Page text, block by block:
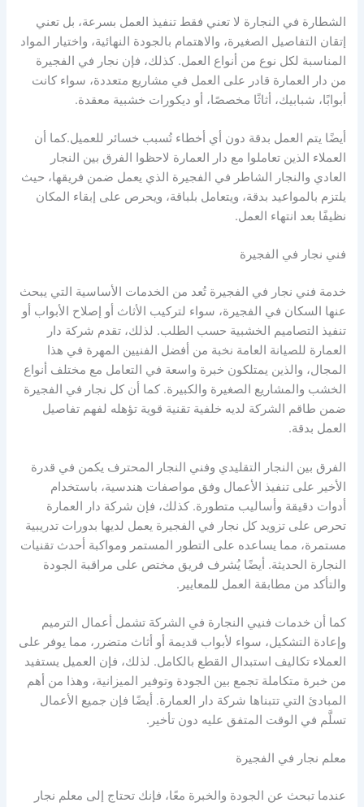
الشطارة في النجارة لا تعني فقط تنفيذ العمل بسرعة، بل تعني
إتقان التفاصيل الصغيرة، والاهتمام بالجودة النهائية، واختيار المواد
المناسبة لكل نوع من أنواع العمل. كذلك، فإن نجار في الفجيرة
من دار العمارة قادر على العمل في مشاريع متعددة، سواء كانت
أبوابًا، شبابيك، أثاثًا مخصصًا، أو ديكورات خشبية معقدة.
أيضًا يتم العمل بدقة دون أي أخطاء تُسبب خسائر للعميل.كما أن
العملاء الذين تعاملوا مع دار العمارة لاحظوا الفرق بين النجار
العادي والنجار الشاطر في الفجيرة الذي يعمل ضمن فريقها، حيث
يلتزم بالمواعيد بدقة، ويتعامل بلباقة، ويحرص على إبقاء المكان
نظيفًا بعد انتهاء العمل.
فني نجار في الفجيرة
خدمة فني نجار في الفجيرة تُعد من الخدمات الأساسية التي يبحث
عنها السكان في الفجيرة، سواء لتركيب الأثاث أو إصلاح الأبواب أو
تنفيذ التصاميم الخشبية حسب الطلب. لذلك، تقدم شركة دار
العمارة للصيانة العامة نخبة من أفضل الفنيين المهرة في هذا
المجال، والذين يمتلكون خبرة واسعة في التعامل مع مختلف أنواع
الخشب والمشاريع الصغيرة والكبيرة. كما أن كل نجار في الفجيرة
ضمن طاقم الشركة لديه خلفية تقنية قوية تؤهله لفهم تفاصيل
العمل بدقة.
الفرق بين النجار التقليدي وفني النجار المحترف يكمن في قدرة
الأخير على تنفيذ الأعمال وفق مواصفات هندسية، باستخدام
أدوات دقيقة وأساليب متطورة. كذلك، فإن شركة دار العمارة
تحرص على تزويد كل نجار في الفجيرة يعمل لديها بدورات تدريبية
مستمرة، مما يساعده على التطور المستمر ومواكبة أحدث تقنيات
النجارة الحديثة. أيضًا يُشرف فريق مختص على مراقبة الجودة
والتأكد من مطابقة العمل للمعايير.
كما أن خدمات فنيي النجارة في الشركة تشمل أعمال الترميم
وإعادة التشكيل، سواء لأبواب قديمة أو أثاث متضرر، مما يوفر على
العملاء تكاليف استبدال القطع بالكامل. لذلك، فإن العميل يستفيد
من خبرة متكاملة تجمع بين الجودة وتوفير الميزانية، وهذا من أهم
المبادئ التي تتبناها شركة دار العمارة. أيضًا فإن جميع الأعمال
تسلَّم في الوقت المتفق عليه دون تأخير.
معلم نجار في الفجيرة
عندما تبحث عن الجودة والخبرة معًا، فإنك تحتاج إلى معلم نجار